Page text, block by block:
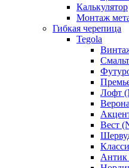
Калькулятор
Монтаж
Гибкая черепица
Tegola
Лофт
Вест
Антик